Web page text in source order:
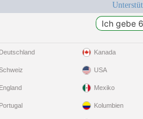
Deutschland
England
Portugal
Kanada
USA
Mexiko
Kolumbien